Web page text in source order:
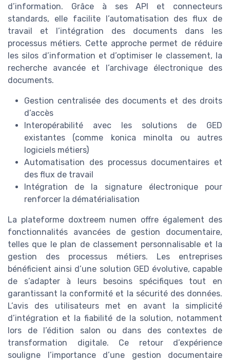
d’information. Grâce à ses API et connecteurs
standards, elle facilite l’automatisation des flux de
travail et l’intégration des documents dans les
processus métiers. Cette approche permet de réduire
les silos d’information et d’optimiser le classement, la
recherche avancée et l’archivage électronique des
documents.
Gestion centralisée des documents et des droits
d’accès
Interopérabilité avec les solutions de GED
existantes (comme konica minolta ou autres
logiciels métiers)
Automatisation des processus documentaires et
des flux de travail
Intégration de la signature électronique pour
renforcer la dématérialisation
La plateforme doxtreem numen offre également des
fonctionnalités avancées de gestion documentaire,
telles que le plan de classement personnalisable et la
gestion des processus métiers. Les entreprises
bénéficient ainsi d’une solution GED évolutive, capable
de s’adapter à leurs besoins spécifiques tout en
garantissant la conformité et la sécurité des données.
L’avis des utilisateurs met en avant la simplicité
d’intégration et la fiabilité de la solution, notamment
lors de l’édition salon ou dans des contextes de
transformation digitale. Ce retour d’expérience
souligne l’importance d’une gestion documentaire